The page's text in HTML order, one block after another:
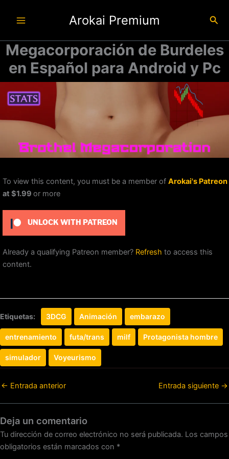
Arokai Premium
Megacorporación de Burdeles
en Español para Android y Pc
To view this content, you must be a member of Arokai's Patreon
at $1.99 or more
UNLOCK WITH PATREON
Already a qualifying Patreon member? Refresh to access this
content.
Etiquetas: 3DCG Animación embarazo
entrenamiento futa/trans milf Protagonista hombre
simulador Voyeurismo
← Entrada anterior Entrada siguiente →
Deja un comentario
Tu dirección de correo electrónico no será publicada. Los campos
obligatorios están marcados con *